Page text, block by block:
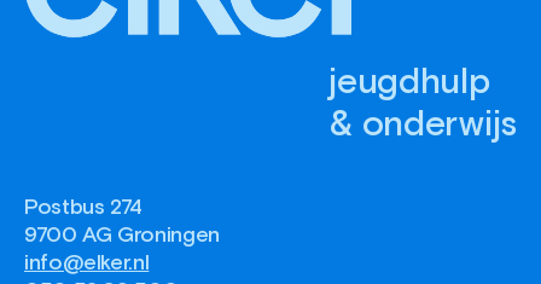
jeugdhulp
& onderwijs
Postbus 274
9700 AG Groningen
info@elker.nl